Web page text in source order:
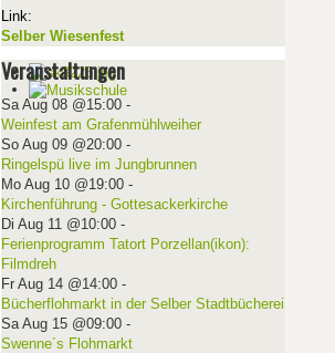
Link:
Selber Wiesenfest
Veranstaltungen
Sa Aug 08 @15:00-
Weinfest am Grafenmühlweiher
So Aug 09 @20:00-
Ringelspü live im Jungbrunnen
Mo Aug 10 @19:00-
Kirchenführung - Gottesackerkirche
Di Aug 11 @10:00-
Ferienprogramm Tatort Porzellan(ikon):
Filmdreh
Fr Aug 14 @14:00-
Bücherflohmarkt in der Selber Stadtbücherei
Sa Aug 15 @09:00-
Swenne´s Flohmarkt